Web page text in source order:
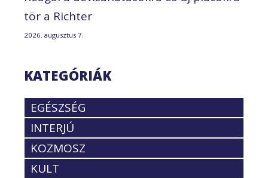
tör a Richter
2026. augusztus 7.
KATEGÓRIÁK
EGÉSZSÉG
INTERJÚ
KOZMOSZ
KULT